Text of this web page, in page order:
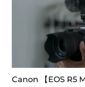
Canon 【EOS R5